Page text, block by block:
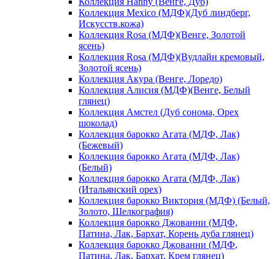
Коллекция Mexico (МДФ)(Дуб линдберг,
Искусств.кожа)
Коллекция Rosa (МДФ)(Венге, Золотой
ясень)
Коллекция Rosa (МДФ)(Вудлайн кремовый,
Золотой ясень)
Коллекция Акура (Венге, Лоредо)
Коллекция Алисия (МДФ)(Венге, Белый
глянец)
Коллекция Амстел (Дуб сонома, Орех
шоколад)
Коллекция барокко Агата (МДФ, Лак)
(Бежевый)
Коллекция барокко Агата (МДФ, Лак)
(Белый)
Коллекция барокко Агата (МДФ, Лак)
(Итальянский орех)
Коллекция барокко Виктория (МДФ) (Белый,
Золото, Шелкография)
Коллекция барокко Джованни (МДФ,
Патина, Лак, Бархат, Корень дуба глянец)
Коллекция барокко Джованни (МДФ,
Патина, Лак, Бархат, Крем глянец)